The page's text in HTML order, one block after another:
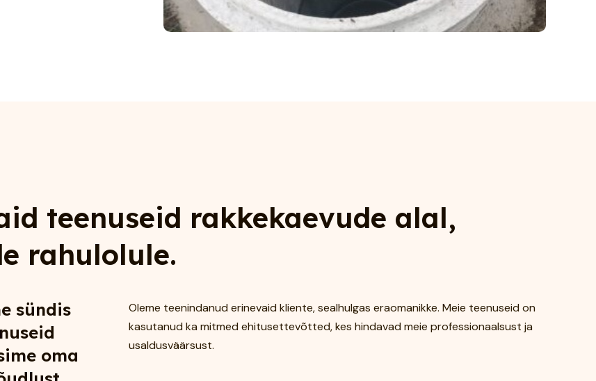
teenuseid rakkekaevude alal,
rahulolule.
sündis
oma
Oleme teenindanud erinevaid kliente, sealhulgas eraomanikke. Meie teenuseid on
kasutanud ka mitmed ehitusettevõtted, kes hindavad meie professionaalsust ja
usaldusväärsust.